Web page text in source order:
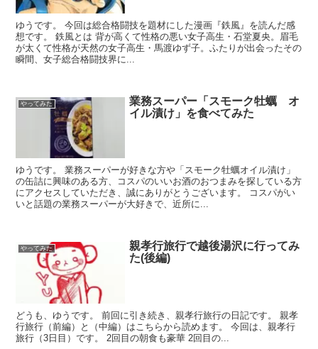
ゆうです。 今回は総合格闘技を題材にした漫画『鉄風』を読んだ感
想です。 鉄風とは 背が高くて性格の悪い女子高生・石堂夏央。眉毛
が太くて性格が天然の女子高生・馬渡ゆず子。ふたりが出会ったその
瞬間、女子総合格闘技界に...
やってみた
業務スーパー「スモーク牡蠣 オ
イル漬け」を食べてみた
ゆうです。 業務スーパーが好きな方や「スモーク牡蠣オイル漬け」
の缶詰に興味のある方、コスパのいいお酒のおつまみを探している方
にアクセスしていただき、誠にありがとうございます。 コスパがい
いと話題の業務スーパーが大好きで、近所に...
やってみた
親孝行旅行で越後湯沢に行ってみ
た(後編)
どうも、ゆうです。 前回に引き続き、親孝行旅行の日記です。 親孝
行旅行（前編）と（中編）はこちらから読めます。 今回は、親孝行
旅行（3日目）です。 2回目の朝食も豪華 2回目の...